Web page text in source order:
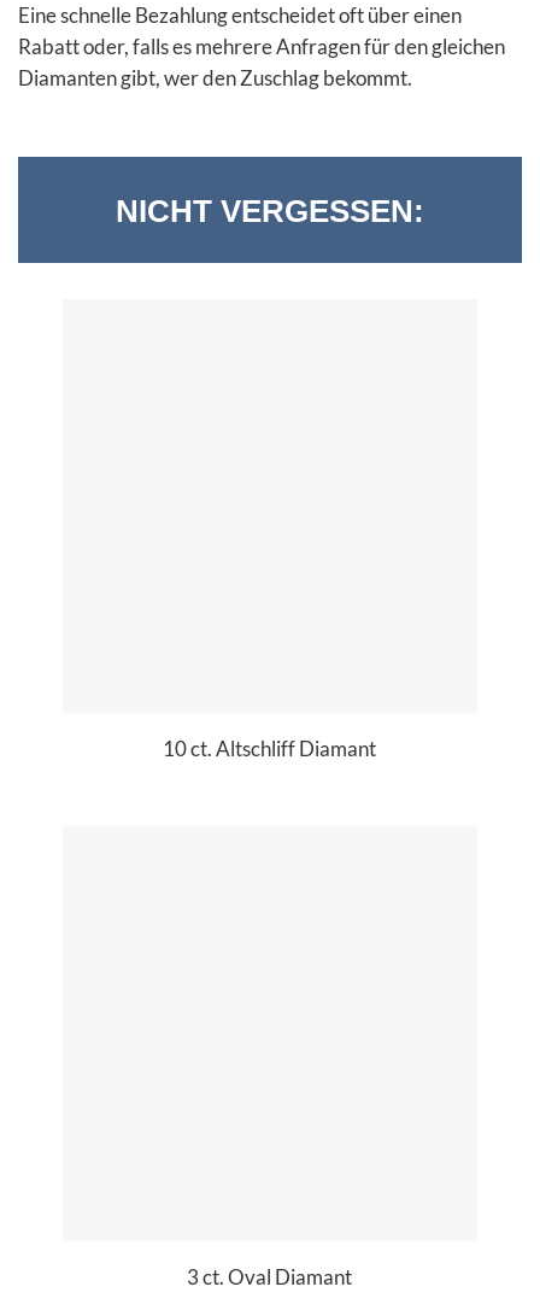
Eine schnelle Bezahlung entscheidet oft über einen
Rabatt oder, falls es mehrere Anfragen für den gleichen
Diamanten gibt, wer den Zuschlag bekommt.
NICHT VERGESSEN:
10 ct. Altschliff Diamant
3 ct. Oval Diamant